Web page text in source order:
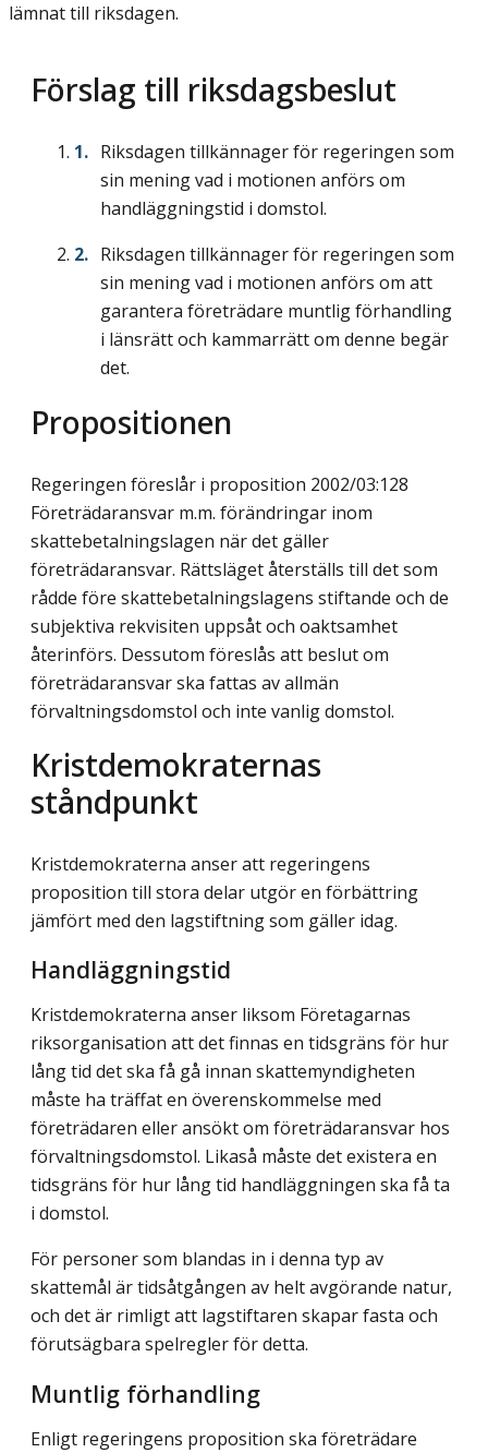
lämnat till riksdagen.
Förslag till riksdagsbeslut
Riksdagen tillkännager för regeringen som
sin mening vad i motionen anförs om
handläggningstid i domstol.
Riksdagen tillkännager för regeringen som
sin mening vad i motionen anförs om att
garantera företrädare muntlig förhandling
i länsrätt och kammarrätt om denne begär
det.
Propositionen
Regeringen föreslår i proposition 2002/03:128
Företrädaransvar m.m. förändringar inom
skattebetalningslagen när det gäller
företrädaransvar. Rättsläget återställs till det som
rådde före skattebetalningslagens stiftande och de
subjektiva rekvisiten uppsåt och oaktsamhet
återinförs. Dessutom föreslås att beslut om
företrädaransvar ska fattas av allmän
förvaltningsdomstol och inte vanlig domstol.
Kristdemokraternas
ståndpunkt
Kristdemokraterna anser att regeringens
proposition till stora delar utgör en förbättring
jämfört med den lagstiftning som gäller idag.
Handläggningstid
Kristdemokraterna anser liksom Företagarnas
riksorganisation att det finnas en tidsgräns för hur
lång tid det ska få gå innan skattemyndigheten
måste ha träffat en överenskommelse med
företrädaren eller ansökt om företrädaransvar hos
förvaltningsdomstol. Likaså måste det existera en
tidsgräns för hur lång tid handläggningen ska få ta
i domstol.
För personer som blandas in i denna typ av
skattemål är tidsåtgången av helt avgörande natur,
och det är rimligt att lagstiftaren skapar fasta och
förutsägbara spelregler för detta.
Muntlig förhandling
Enligt regeringens proposition ska företrädare